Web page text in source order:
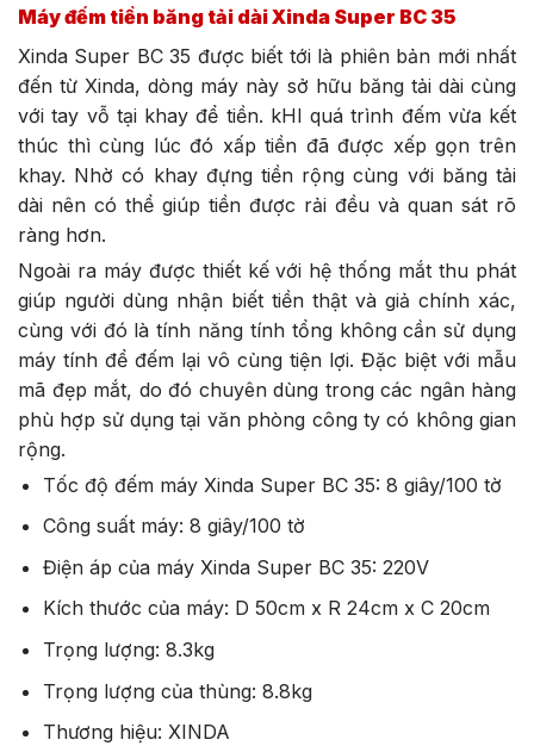
Máy đếm tiền băng tải dài Xinda Super BC 35
Xinda Super BC 35 được biết tới là phiên bản mới nhất
đến từ Xinda, dòng máy này sở hữu băng tải dài cùng
với tay vỗ tại khay để tiền. kHI quá trình đếm vừa kết
thúc thì cùng lúc đó xấp tiền đã được xếp gọn trên
khay. Nhờ có khay đựng tiền rộng cùng với băng tải
dài nên có thể giúp tiền được rải đều và quan sát rõ
ràng hơn.
Ngoài ra máy được thiết kế với hệ thống mắt thu phát
giúp người dùng nhận biết tiền thật và giả chính xác,
cùng với đó là tính năng tính tổng không cần sử dụng
máy tính để đếm lại vô cùng tiện lợi. Đặc biệt với mẫu
mã đẹp mắt, do đó chuyên dùng trong các ngân hàng
phù hợp sử dụng tại văn phòng công ty có không gian
rộng.
Tốc độ đếm máy Xinda Super BC 35: 8 giây/100 tờ
Công suất máy: 8 giây/100 tờ
Điện áp của máy Xinda Super BC 35: 220V
Kích thước của máy: D 50cm x R 24cm x C 20cm
Trọng lượng: 8.3kg
Trọng lượng của thùng: 8.8kg
Thương hiệu: XINDA